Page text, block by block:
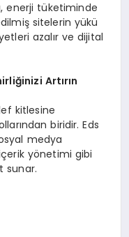
enerji tüketiminde
sitelerin yükü
azalır ve dijital
Artırın
kitlesine
biridir. Eds
medya
yönetimi gibi
sunar.